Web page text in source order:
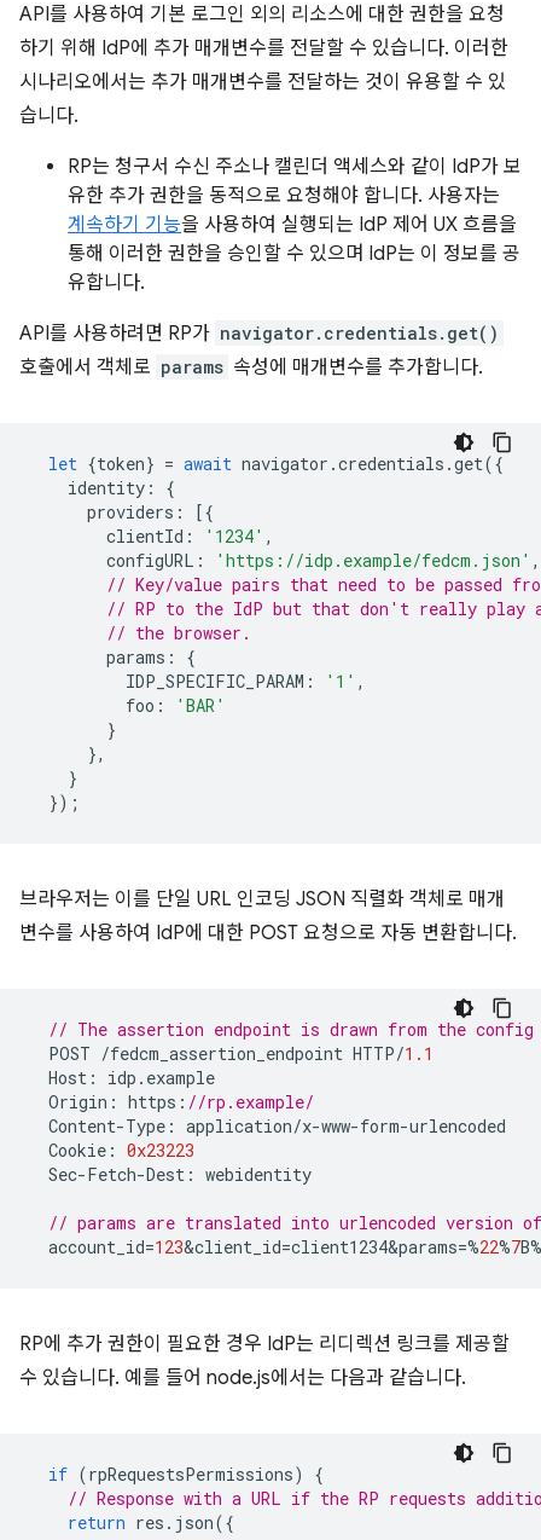
API를 사용하여 기본 로그인 외의 리소스에 대한 권한을 요청
하기 위해 IdP에 추가 매개변수를 전달할 수 있습니다. 이러한
시나리오에서는 추가 매개변수를 전달하는 것이 유용할 수 있
습니다.
RP는 청구서 수신 주소나 캘린더 액세스와 같이 IdP가 보
유한 추가 권한을 동적으로 요청해야 합니다. 사용자는
계속하기 기능을 사용하여 실행되는 IdP 제어 UX 흐름을
통해 이러한 권한을 승인할 수 있으며 IdP는 이 정보를 공
유합니다.
API를 사용하려면 RP가 navigator.credentials.get()
호출에서 객체로 params 속성에 매개변수를 추가합니다.
let {token} = await navigator .credentials .get({
identity :
{
providers :
[{
clientId : '1234' ,
configURL : 'https://idp.example/fedcm.json' ,
// Key/value pairs that need to be passed
// RP to the IdP but that don't really play
// the browser.
params :
{
IDP_SPECIFIC_PARAM : '1' ,
foo :
'BAR'
}
},
}
});
브라우저는 이를 단일 URL 인코딩 JSON 직렬화 객체로 매개
변수를 사용하여 IdP에 대한 POST 요청으로 자동 변환합니다.
// The assertion endpoint is drawn from the
POST /fedcm_assertion_endpoint HTTP/1.1
Host : idp . example
Origin : https : //rp.example/
Content-Type : application/x-www-form-urlencoded
Cookie : 0x23223
Sec-Fetch-Dest : webidentity
// params are translated into urlencoded version
account_id=123&client_id=client1234&params=%22%7B%
RP에 추가 권한이 필요한 경우 IdP는 리디렉션 링크를 제공할
수 있습니다. 예를 들어 node.js에서는 다음과 같습니다.
if (rpRequestsPermissions)
{
// Response with a URL if the RP requests
return res . json({